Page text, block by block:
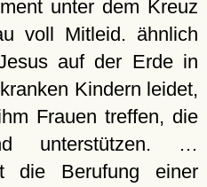
unter dem Kreuz
voll Mitleid. ähnlich
auf der Erde in
Kindern leidet,
Frauen treffen, die
unterstützen. …
die Berufung einer